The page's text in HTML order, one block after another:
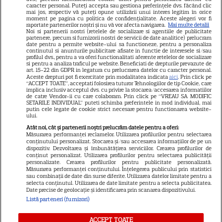
Dumnezeu mâna în cap!
Felicitări, să fiți fericiți! Că
frumoși sunteți!
Cătălin Crișan, gafă de
proporții după ce a anunțat că
s-a despărțit de iubită „Să mă
criticați ușor”. Internauții i-au
Vedeta din România care a
născut chiar de ziua ei. Anul
acesta face nunta de lemn!
caracter personal. Puteți accepta sau gestiona preferințele dvs. făcând clic
mai jos, respectiv vă puteți opune utilizării unui interes legitim în orice
moment pe pagina cu politica de confidențialitate. Aceste alegeri vor fi
raportate partenerilor noștri și nu vă vor afecta navigarea. Mai multe detalii
Noi si partenerii nostri (retelele de socializare si agentiile de publicitate
partenere, precum si furnizorii nostri de servicii de date analitice) prelucram
date pentru a permite website-ului sa functioneze, pentru a personaliza
continutul si anunturile publicitare afisate in functie de interesele si/sau
profilul dvs., pentru a va oferi functionalitati aferente retelelor de socializare
si pentru a analiza traficul pe website. Beneficiati de drepturile prevazute de
art. 15-22 din GDPR in legatura cu prelucrarea datelor cu caracter personal.
Aceste drepturi pot fi exercitate prin modalitatea indicataaici. Prin click pe
“ACCEPT TOATE”, acceptati folosirea tuturor Tehnologiilor de tip Cookie, care
implica inclusiv acceptul dvs. cu privire la stocarea/accesarea informatiilor
de catre Vendor-ii cu care colaboram. Prin click pe “VREAU SA MODIFIC
SETARILE INDIVIDUAL” puteti schimba preferintele in mod individual, mai
putin cele legate de cookie strict necesare pentru functionarea website-
ului.
Atât noi, cât și partenerii noștri prelucrăm datele pentru a oferi:
Măsurarea performanței reclamelor. Utilizarea profilurilor pentru selectarea
conținutului personalizat. Stocarea și/sau accesarea informațiilor de pe un
dispozitiv. Dezvoltarea și îmbunătățirea serviciilor. Crearea profilurilor de
conținut personalizat. Utilizarea profilurilor pentru selectarea publicității
personalizate. Crearea profilurilor pentru publicitate personalizată.
Măsurarea performanței conținutului. Înțelegerea publicului prin statistici
sau combinații de date din surse diferite. Utilizarea datelor limitate pentru a
selecta conținutul. Utilizarea de date limitate pentru a selecta publicitatea.
Date precise de geolocație și identificarea prin scanarea dispozitivului.
Listă parteneri (furnizori)
ACCEPT TOATE